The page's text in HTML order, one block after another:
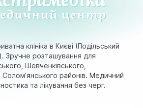
клініка в Києві (Подільський
Зручне розташування для
Шевченківського,
районів. Медичний
та лікування без черг.